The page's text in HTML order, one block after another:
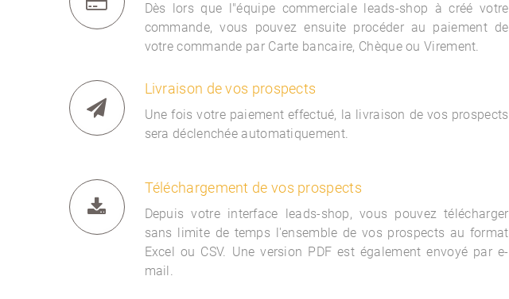
Dès lors que l"équipe commerciale leads-shop à créé votre
commande, vous pouvez ensuite procéder au paiement de
votre commande par Carte bancaire, Chèque ou Virement.
Livraison de vos prospects
Une fois votre paiement effectué, la livraison de vos prospects
sera déclenchée automatiquement.
Téléchargement de vos prospects
Depuis votre interface leads-shop, vous pouvez télécharger
sans limite de temps l'ensemble de vos prospects au format
Excel ou CSV. Une version PDF est également envoyé par e-
mail.